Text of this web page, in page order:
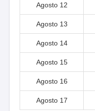
Agosto 12
Agosto 13
Agosto 14
Agosto 15
Agosto 16
Agosto 17